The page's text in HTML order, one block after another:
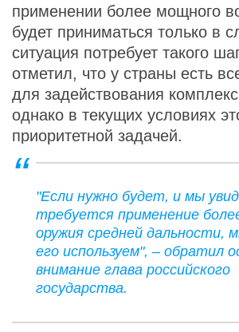
применении более мощного
будет приниматься только в
ситуация потребует такого
отметил, что у страны есть
для задействования
однако в текущих условиях
приоритетной задачей.
"Если нужно будет, и мы
требуется применение
оружия средней дальности,
его используем", – обратил
внимание глава российского
государства.